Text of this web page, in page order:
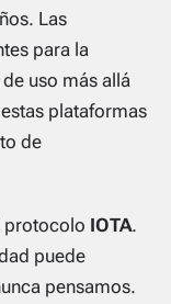
Las
para la
uso más allá
plataformas
de
protocolo IOTA.
puede
pensamos.